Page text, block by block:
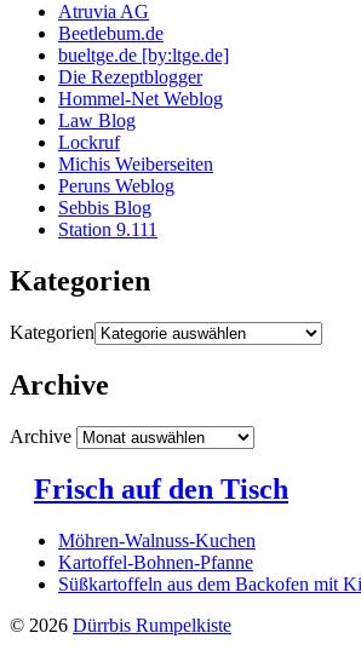
Atruvia AG
Beetlebum.de
bueltge.de [by:ltge.de]
Die Rezeptblogger
Hommel-Net Weblog
Law Blog
Lockruf
Michis Weiberseiten
Peruns Weblog
Sebbis Blog
Station 9.111
Kategorien
Kategorien
Archive
Archive
Frisch auf den Tisch
Möhren-Walnuss-Kuchen
Kartoffel-Bohnen-Pfanne
Süßkartoffeln aus dem Backofen mit
© 2026 Dürrbis Rumpelkiste